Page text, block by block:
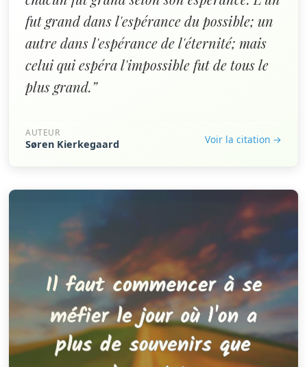
fut grand dans l'espérance du possible; un
autre dans l'espérance de l'éternité; mais
celui qui espéra l'impossible fut de tous le
plus grand.”
AUTEUR
Søren Kierkegaard Voir la citation →